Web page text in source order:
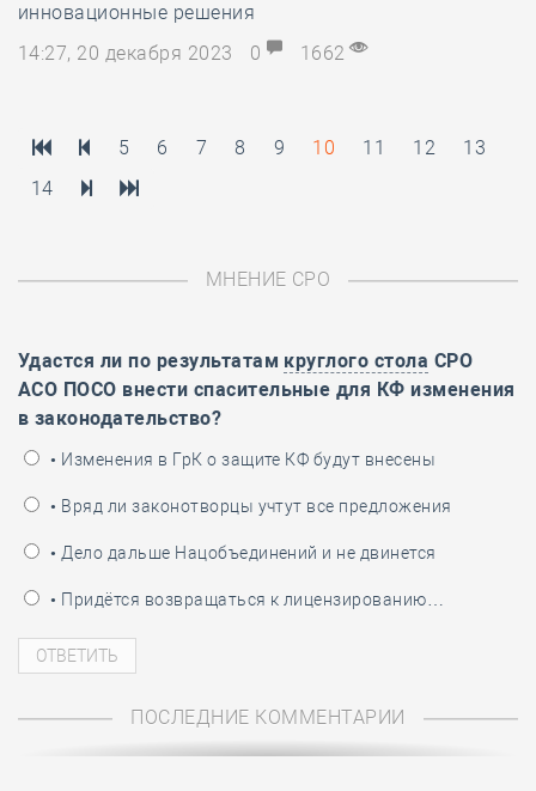
инновационные решения
14:27, 20 декабря 2023
0 1662
5 6 7 8 9 10 11 12
13
14
МНЕНИЕ СРО
Удастся ли по результатам круглого стола СРО
АСО ПОСО внести спасительные для КФ изменения
в законодательство?
• Изменения в ГрК о защите КФ будут внесены
• Вряд ли законотворцы учтут все предложения
• Дело дальше Нацобъединений и не двинется
• Придётся возвращаться к лицензированию…
ПОСЛЕДНИЕ КОММЕНТАРИИ